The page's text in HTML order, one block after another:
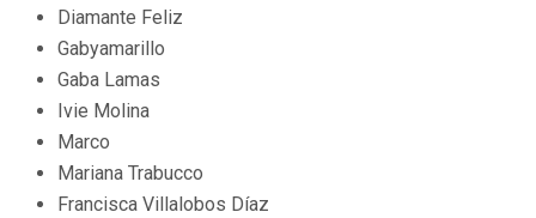
Diamante Feliz
Gabyamarillo
Gaba Lamas
Ivie Molina
Marco
Mariana Trabucco
Francisca Villalobos Díaz